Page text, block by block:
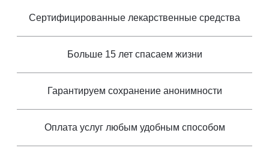
Сертифицированные лекарственные средства
Больше 15 лет спасаем жизни
Гарантируем сохранение анонимности
Оплата услуг любым удобным способом